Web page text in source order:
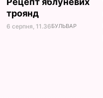
троянд
6 серпня, 11.36БУЛЬВАР